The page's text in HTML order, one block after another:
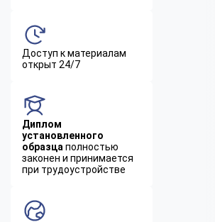
Доступ к материалам
открыт 24/7
Диплом
установленного
образца полностью
законен и принимается
при трудоустройстве